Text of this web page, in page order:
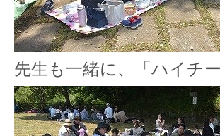
先生も一緒に、「ハイチー